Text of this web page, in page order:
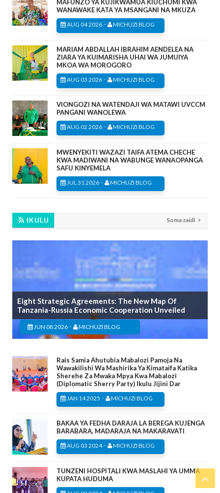
MAFUNZO YA KUJIKWAMUA KIUCHUMI KWA
WANAWAKE KATA YA MSANGANI NA MKUZA
AUG 04 2026 - MICHUZI BLOG
MARIAM ABDALLAH IBRAHIM AENDELEA NA
ZIARA YA KUIMARISHA UHAI WA JUMUIYA
MKOA WA MOROGORO
AUG 03 2026 - MICHUZI BLOG
VIONGOZI NA WATENDAJI WA MATAWI UVCCM
PANGANI WANOLEWA
AUG 02 2026 - MICHUZI BLOG
MWENYEKITI WAZAZI TAIFA ATEMA CHECHE
KWA MADIWANI NA WABUNGE WANAOPANGA
SAFU KINYEMELA
JUL 31 2026 - MICHUZI BLOG
IKULU Soma zaidi
Eight Strategic Agreements: The New Map Of
Tanzania-Russia Economic Cooperation Unveiled
JUN 08 2026 - MICHUZI BLOG
Rais Samia Ahutubia Mabalozi Pamoja Na
Wawakilishi Wa Mashirika Ya Kimataifa Katika
Sherehe Za Mwaka Mpya Kwa Mabalozi
(Diplomatic Sherry Party) Ikulu Jijini Dar
JAN 14 2025 - MICHUZI BLOG
BAKAA YA FEDHA DARAJA LA BEREGA KUJENGA
BARABARA, MADARAJA NA MAKARAVATI
AUG 03 2024- MICHUZI BLOG
TUNZENI HOSPITALI KWA MASLAHI YA UMMA
KUPATA HUDUMA